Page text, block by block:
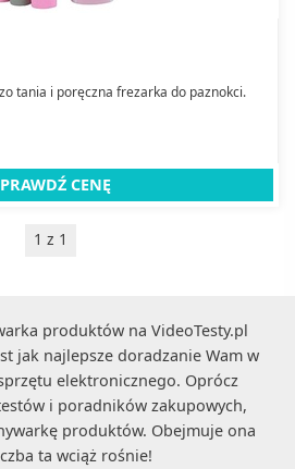
tania i poręczna frezarka do paznokci.
CENĘ
1 z 1
produktów na VideoTesty.pl
jak najlepsze doradzanie Wam w
elektronicznego. Oprócz
i poradników zakupowych,
produktów. Obejmuje ona
ta wciąż rośnie!